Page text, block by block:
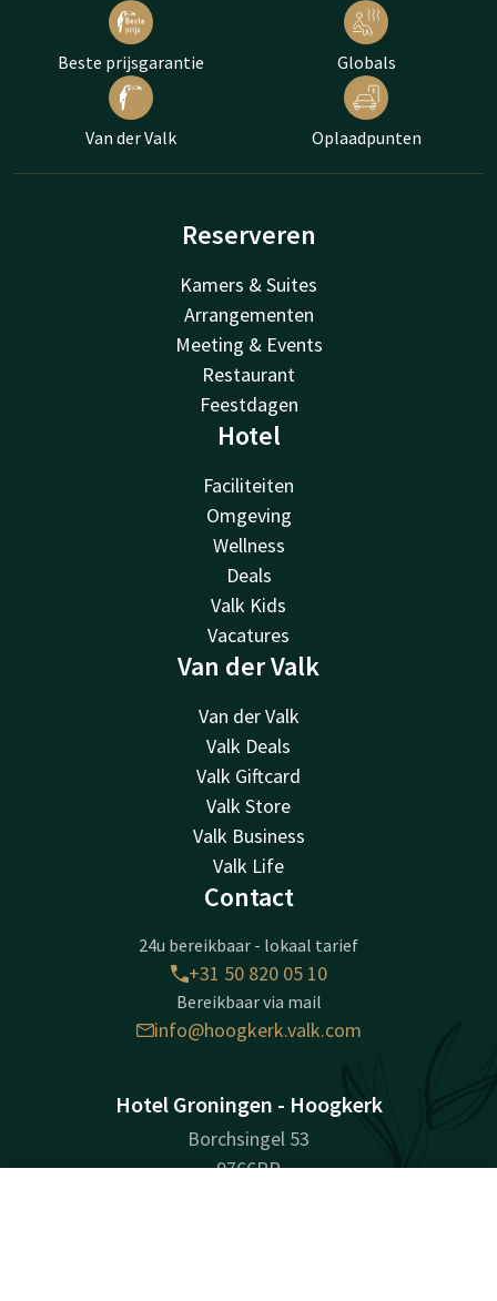
Beste prijsgarantie Globals
Van der Valk Oplaadpunten
Reserveren
Kamers & Suites
Arrangementen
Meeting & Events
Restaurant
Feestdagen
Hotel
Faciliteiten
Omgeving
Wellness
Deals
Valk Kids
Vacatures
Van der Valk
Van der Valk
Valk Deals
Valk Giftcard
Valk Store
Valk Business
Valk Life
Contact
24u bereikbaar - lokaal tarief
+31 50 820 05 10
Bereikbaar via mail
info@hoogkerk.valk.com
Hotel Groningen - Hoogkerk
Borchsingel 53
9766PP